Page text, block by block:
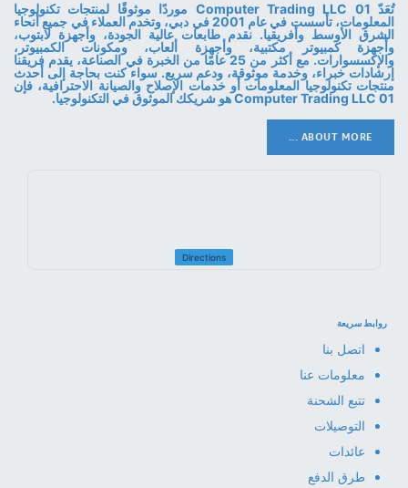
تُعَدّ 01 Computer Trading LLC موردًا موثوقًا لمنتجات تكنولوجيا
المعلومات، تأسست في عام 2001 في دبي، وتخدم العملاء في جميع أنحاء
الشرق الأوسط وأفريقيا. نقدم طابعات عالية الجودة، وأجهزة لابتوب،
وأجهزة كمبيوتر مكتبية، وأجهزة ألعاب، ومكونات الكمبيوتر،
والإكسسوارات. مع أكثر من 25 عامًا من الخبرة في الصناعة، يقدم فريقنا
إرشادات خبراء، وخدمة موثوقة، ودعم سريع. سواء كنت بحاجة إلى أحدث
منتجات تكنولوجيا المعلومات أو خدمات الإصلاح والصيانة الاحترافية، فإن
01 Computer Trading LLC هو شريكك الموثوق في التكنولوجيا.
ABOUT MORE ...
Directions
روابط سريعة
اتصل بنا
معلومات عنا
تتبع الشحنة
التوصيلات
عائدات
طرق الدفع